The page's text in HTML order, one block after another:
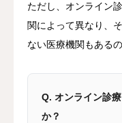
ただし、オンライン
関によって異なり、
ない医療機関もある
Q. オンライン診
か？